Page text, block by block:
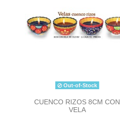
Out-of-Stock
CUENCO RIZOS 8CM CON
VELA